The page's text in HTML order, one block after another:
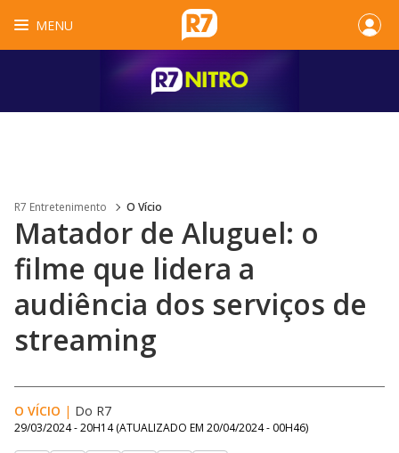
MENU
R7 Entretenimento O Vício
Matador de Aluguel: o
filme que lidera a
audiência dos serviços de
streaming
O VÍCIO | Do R7
29/03/2024 - 20H14 (ATUALIZADO EM 20/04/2024 - 00H46)